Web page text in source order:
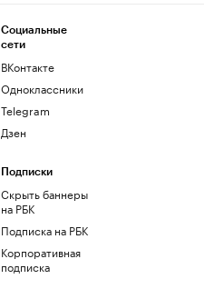
Социальные
сети
ВКонтакте
Одноклассники
Telegram
Дзен
Подписки
Скрыть баннеры
на РБК
Подписка на РБК
Корпоративная
подписка